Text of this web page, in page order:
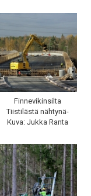
Finnevikinsilta
Tiistilästä nähtynä-
Kuva: Jukka Ranta